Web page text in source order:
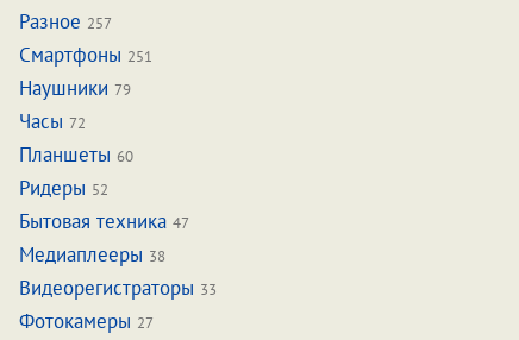
Разное 257
Смартфоны 251
Наушники 79
Часы 72
Планшеты 60
Ридеры 52
Бытовая техника 47
Медиаплееры 38
Видеорегистраторы 33
Фотокамеры 27